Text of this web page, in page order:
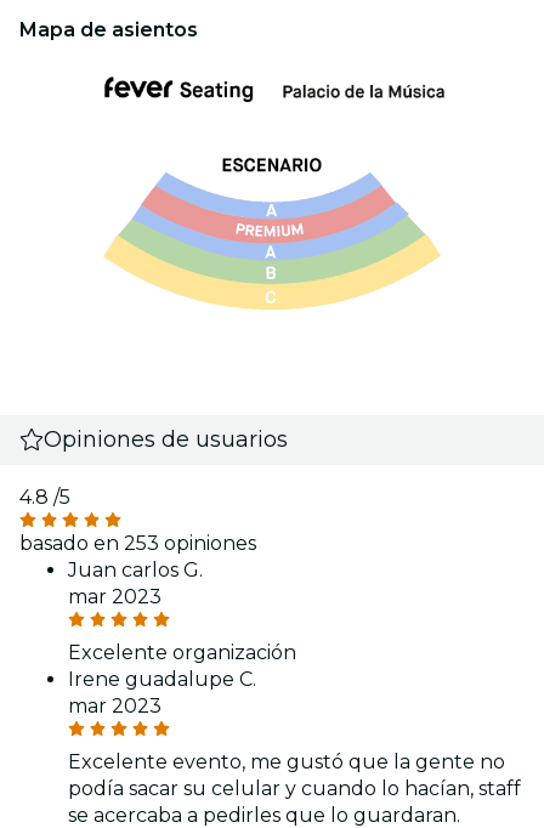
Mapa de asientos
Opiniones de usuarios
4.8 /5
basado en 253 opiniones
Juan carlos G.
mar 2023
Excelente organización
Irene guadalupe C.
mar 2023
Excelente evento, me gustó que la gente no
podía sacar su celular y cuando lo hacían, staff
se acercaba a pedirles que lo guardaran.